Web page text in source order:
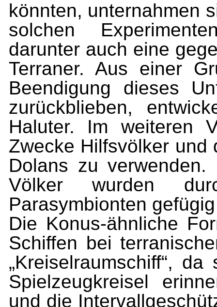
könnten, unternahmen
solchen
darunter auch eine
Terraner. Aus einer
Beendigung dieses
zurückblieben,
Haluter. Im weiteren
Zwecke Hilfsvölker und
Dolans zu
Völker wurden
Parasymbionten
Die Konus-ähnliche
Schiffen bei
„Kreiselraumschiff“,
Spielzeugkreisel
und die